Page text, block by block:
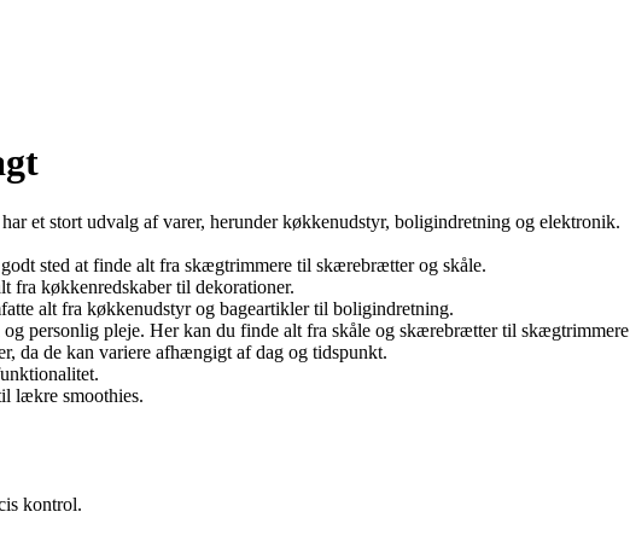
et stort udvalg af varer, herunder køkkenudstyr, boligindretning og elektronik.
sted at finde alt fra skægtrimmere til skærebrætter og skåle.
fra køkkenredskaber til dekorationer.
alt fra køkkenudstyr og bageartikler til boligindretning.
personlig pleje. Her kan du finde alt fra skåle og skærebrætter til skægtrimmere
da de kan variere afhængigt af dag og tidspunkt.
lækre smoothies.
kontrol.